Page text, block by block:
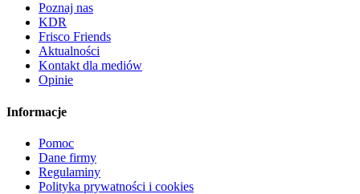
Poznaj nas
KDR
Frisco Friends
Aktualności
Kontakt dla mediów
Opinie
Informacje
Pomoc
Dane firmy
Regulaminy
Polityka prywatności i cookies